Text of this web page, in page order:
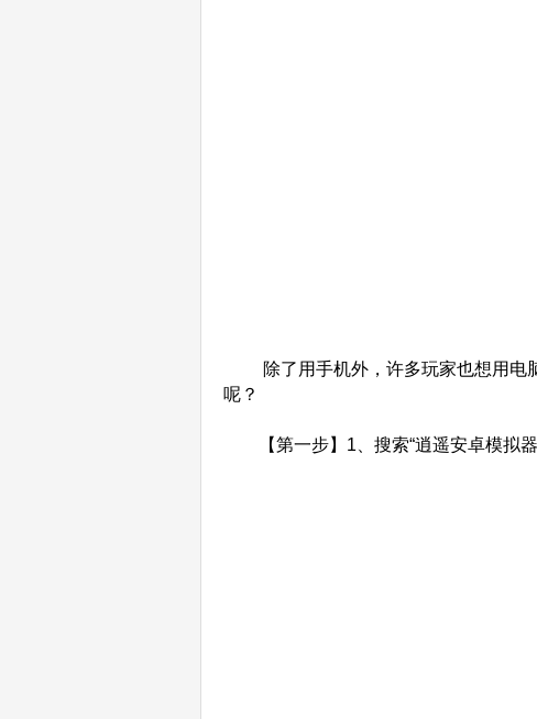
除了用手机外，许多玩家也想用电脑
呢？
【第一步】1、搜索“逍遥安卓模拟器